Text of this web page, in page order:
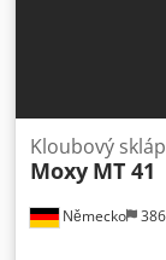
Německo
Kloubový
Moxy MT 41